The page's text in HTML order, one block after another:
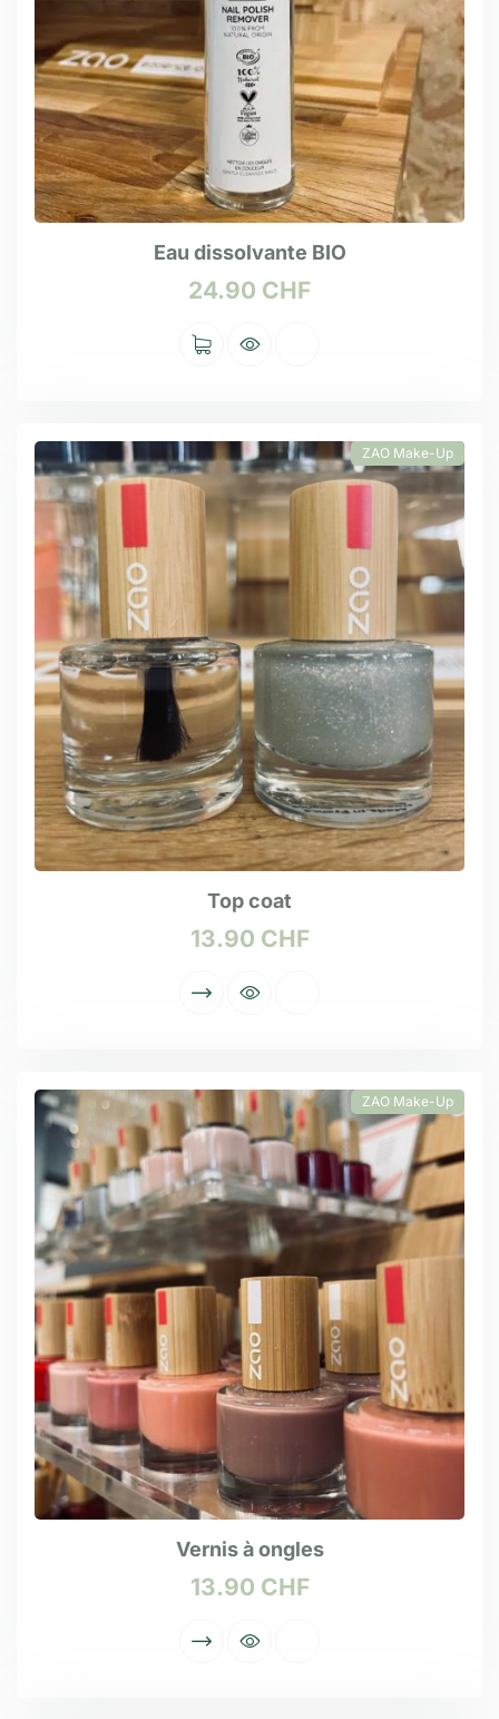
Eau dissolvante BIO
24.90 CHF
ZAO Make-Up
Top coat
13.90 CHF
ZAO Make-Up
Vernis à ongles
13.90 CHF